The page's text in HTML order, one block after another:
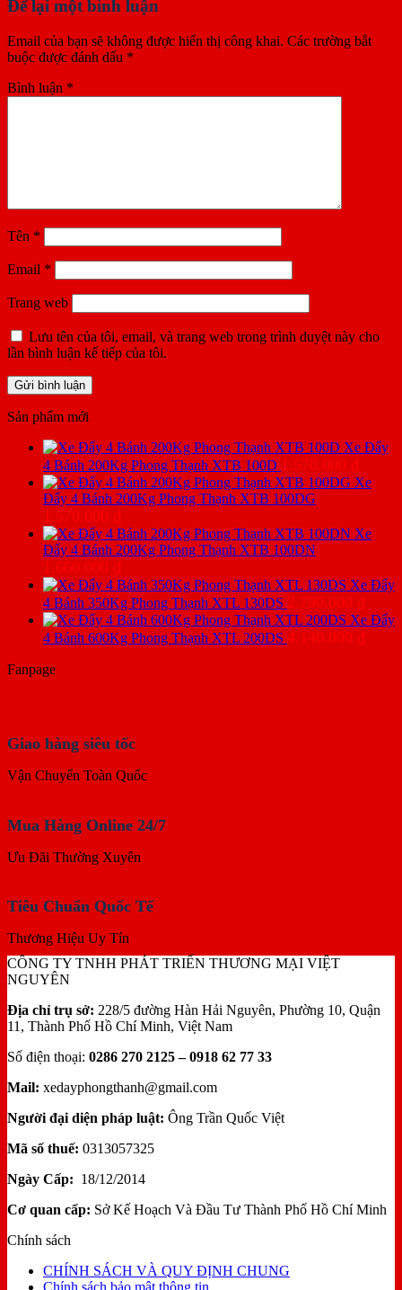
Để lại một bình luận
Email của bạn sẽ không được hiển thị công khai. Các trường bắt
buộc được đánh dấu *
Bình luận *
Tên *
Email *
Trang web
Lưu tên của tôi, email, và trang web trong trình duyệt này cho
lần bình luận kế tiếp của tôi.
Sản phẩm mới
Xe Đẩy
4 Bánh 200Kg Phong Thạnh XTB 100D 1.570.000 ₫
Xe
Đẩy 4 Bánh 200Kg Phong Thạnh XTB 100DG
1.570.000 ₫
Xe
Đẩy 4 Bánh 200Kg Phong Thạnh XTB 100DN
1.660.000 ₫
Xe Đẩy
4 Bánh 350Kg Phong Thạnh XTL 130DS 2.790.000 ₫
Xe Đẩy
4 Bánh 600Kg Phong Thạnh XTL 200DS 4.140.000 ₫
Fanpage
Giao hàng siêu tốc
Vận Chuyển Toàn Quốc
Mua Hàng Online 24/7
Ưu Đãi Thường Xuyên
Tiêu Chuẩn Quốc Tế
Thương Hiệu Uy Tín
CÔNG TY TNHH PHÁT TRIỂN THƯƠNG MẠI VIỆT
NGUYÊN
Địa chỉ trụ sở: 228/5 đường Hàn Hải Nguyên, Phường 10, Quận
11, Thành Phố Hồ Chí Minh, Việt Nam
Số điện thoại: 0286 270 2125 – 0918 62 77 33
Mail: xedayphongthanh@gmail.com
Người đại diện pháp luật: Ông Trần Quốc Việt
Mã số thuế: 0313057325
Ngày Cấp: 18/12/2014
Cơ quan cấp: Sở Kế Hoạch Và Đầu Tư Thành Phố Hồ Chí Minh
Chính sách
CHÍNH SÁCH VÀ QUY ĐỊNH CHUNG